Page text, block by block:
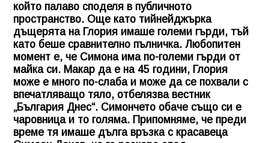
който палаво споделя в публичното
пространство. Още като тийнейджърка
дъщерята на Глория имаше големи гърди, тъй
като беше сравнително пълничка. Любопитен
момент е, че Симона има по-големи гърди от
майка си. Макар да е на 45 години, Глория
може е много по-слаба и може да се похвали с
впечатляващо тяло, отбелязва вестник
„България Днес“. Симончето обаче също си е
чаровница и то голяма. Припомняме, че преди
време тя имаше дълга връзка с красавеца